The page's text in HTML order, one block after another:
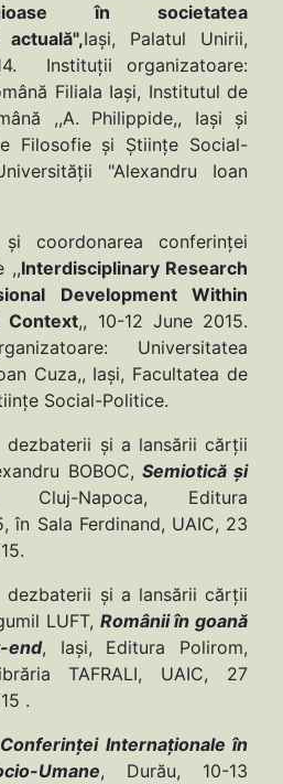
în societatea
actuală",Iaşi, Palatul Unirii,
Instituții organizatoare:
Filiala Iași, Institutul de
,,A. Philippide,, Iași și
Filosofie și Științe Social-
"Alexandru Ioan
și coordonarea conferinţei
,,Interdisciplinary Research
Development Within
Context,, 10-12 June 2015.
Universitatea
Cuza,, Iaşi, Facultatea de
Social-Politice.
dezbaterii şi a lansării cărţii
BOBOC, Semiotică și
Cluj-Napoca, Editura
în Sala Ferdinand, UAIC, 23
dezbaterii şi a lansării cărţii
LUFT, Românii în goană
end, Iași, Editura Polirom,
TAFRALI, UAIC, 27
.
Conferinţei Internaţionale în
Umane, Durău, 10-13